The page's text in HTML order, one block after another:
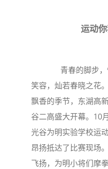
运动
青春的脚步，
笑容，灿若春晓之花
飘香的季节，东湖高
谷二高盛大开幕。10
光谷为明实验学校运
昂扬抵达了比赛现场
飞扬，为明小将们摩